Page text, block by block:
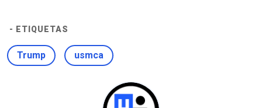
- ETIQUETAS
Trump usmca